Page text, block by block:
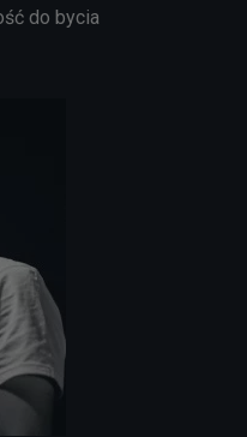
do bycia